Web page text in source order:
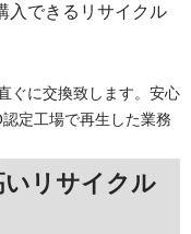
入できるリサイクル
ぐに交換致します。安心
定工場で再生した業務
いリサイクル